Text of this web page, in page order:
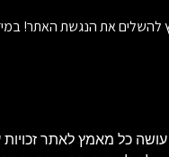
להשלים את הנגשת האתר!
עושה כל מאמץ לאתר זכויות